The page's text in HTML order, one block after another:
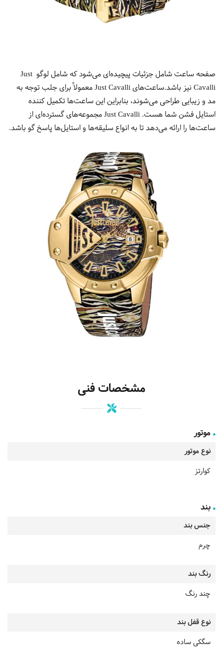
صفحه ساعت شامل جزئیات پیچیده‌ای می‌شود که شامل لوگو Just
Cavalli نیز باشد.ساعت‌های Just Cavalli معمولاً برای جلب توجه به
مد و زیبایی طراحی می‌شوند، بنابراین این ساعت‌ها تکمیل کننده
استایل فشن شما هست. Just Cavalli مجموعه‌های گسترده‌ای از
ساعت‌ها را ارائه می‌دهد تا به انواع سلیقه‌ها و استایل‌ها پاسخ گو باشد.
مشخصات فنی
موتور
نوع موتور
کوارتز
بند
جنس بند
چرم
رنگ بند
چند رنگ
نوع قفل بند
سگکی ساده